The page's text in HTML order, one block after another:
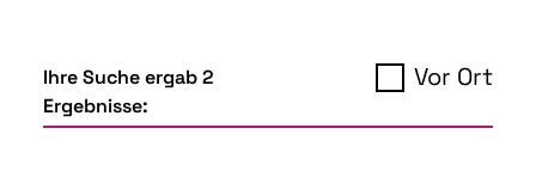
Ihre Suche ergab 2
Ergebnisse:
Vor Ort